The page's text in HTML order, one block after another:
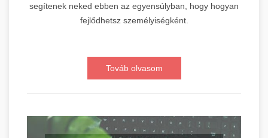
segítenek neked ebben az egyensúlyban, hogy hogyan
fejlődhetsz személyiségként.
Továb olvasom